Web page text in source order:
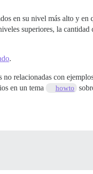
en su nivel más alto y en
superiores, la cantidad
.
relacionadas con
en un tema
howto